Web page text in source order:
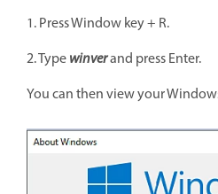
1. Press Window key + R.
2. Typewinverand press Enter.
You can then view your